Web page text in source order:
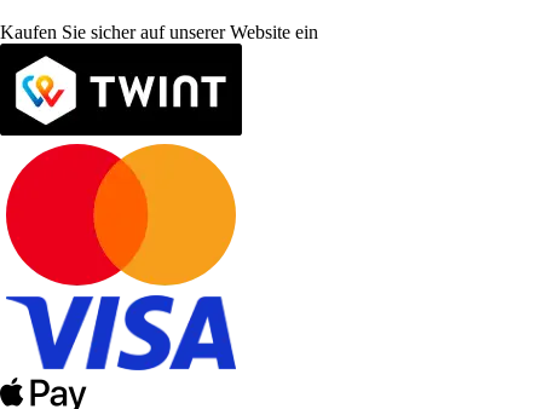
Kaufen Sie sicher auf unserer Website ein